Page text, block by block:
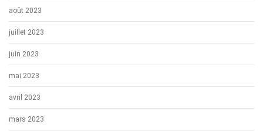
août 2023
juillet 2023
juin 2023
mai 2023
avril 2023
mars 2023